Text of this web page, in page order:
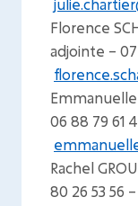
Florence
adjointe –
Emmanuelle
06 88 79 61
Rachel
80 26 53 56 –